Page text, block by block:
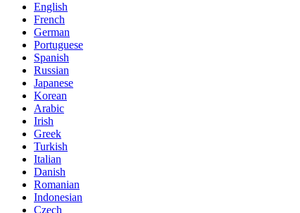
English
French
German
Portuguese
Spanish
Russian
Japanese
Korean
Arabic
Irish
Greek
Turkish
Italian
Danish
Romanian
Indonesian
Czech